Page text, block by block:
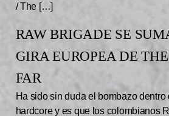
/ The […]
RAW BRIGADE SE
GIRA EUROPEA DE
FAR
Ha sido sin duda el bombazo dentro
hardcore y es que los colombianos